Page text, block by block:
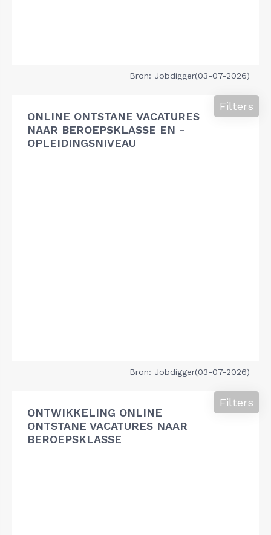
Bron: Jobdigger(03-07-2026)
ONLINE ONTSTANE VACATURES
NAAR BEROEPSKLASSE EN -
OPLEIDINGSNIVEAU
Filters
Bron: Jobdigger(03-07-2026)
ONTWIKKELING ONLINE
ONTSTANE VACATURES NAAR
BEROEPSKLASSE
Filters